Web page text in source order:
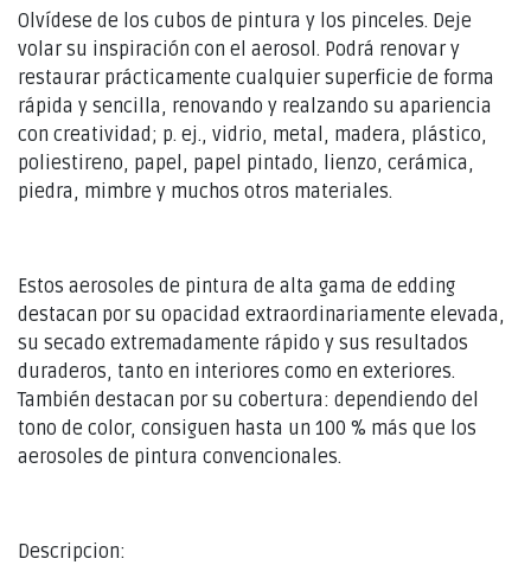
Olvídese de los cubos de pintura y los pinceles. Deje
volar su inspiración con el aerosol. Podrá renovar y
restaurar prácticamente cualquier superficie de forma
rápida y sencilla, renovando y realzando su apariencia
con creatividad; p. ej., vidrio, metal, madera, plástico,
poliestireno, papel, papel pintado, lienzo, cerámica,
piedra, mimbre y muchos otros materiales.
Estos aerosoles de pintura de alta gama de edding
destacan por su opacidad extraordinariamente elevada,
su secado extremadamente rápido y sus resultados
duraderos, tanto en interiores como en exteriores.
También destacan por su cobertura: dependiendo del
tono de color, consiguen hasta un 100 % más que los
aerosoles de pintura convencionales.
Descripcion: